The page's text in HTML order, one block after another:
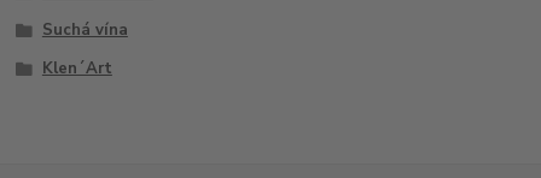
Suchá vína
Klen´Art